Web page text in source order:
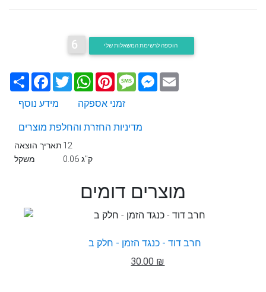
6
שתף Facebook
TwitterWhatsApp
PinterestMessageMessenger
מידע נוסף
זמני אספקה
מדיניות החזרת והחלפת מוצרים
תאריך הוצאה 12
משקל
0.06 ק"ג
מוצרים דומים
חרב דוד - כנגד הזמן - חלק ב
30.00 ₪